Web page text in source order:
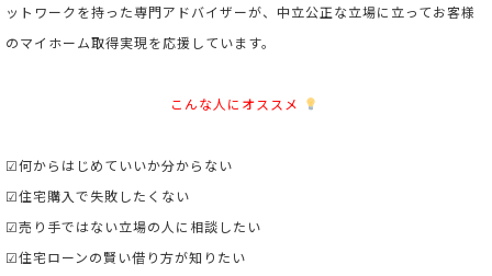
ットワークを持った専門アドバイザーが、中立公正な立場に立ってお客様
のマイホーム取得実現を応援しています。
こんな人にオススメ
☑何からはじめていいか分からない
☑住宅購入で失敗したくない
☑売り手ではない立場の人に相談したい
☑住宅ローンの賢い借り方が知りたい